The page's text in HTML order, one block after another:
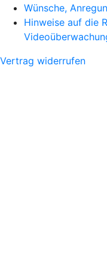
Wünsche,
Hinweise auf die
Vertrag widerrufen